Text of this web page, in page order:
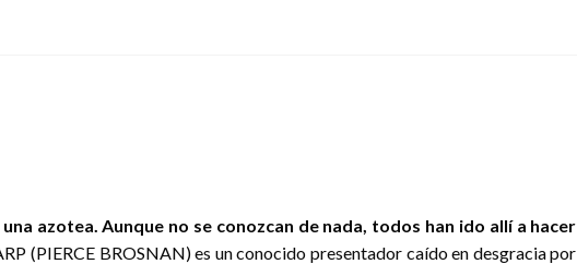
azotea. Aunque no se conozcan de nada, todos han ido allía hacer
(PIERCE BROSNAN) es un conocido presentador caído en desgracia por